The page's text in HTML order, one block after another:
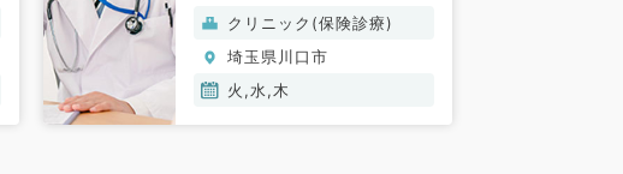
クリニック(保険診療)
埼玉県川口市
火,水,木